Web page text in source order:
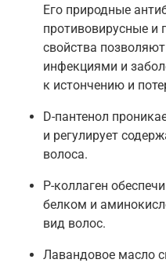
Его природные
противовирусные и
свойства
инфекциями и
к истончению и
D-пантенол
и регулирует
волоса.
Р-коллаген
белком и
вид волос.
Лавандовое масло